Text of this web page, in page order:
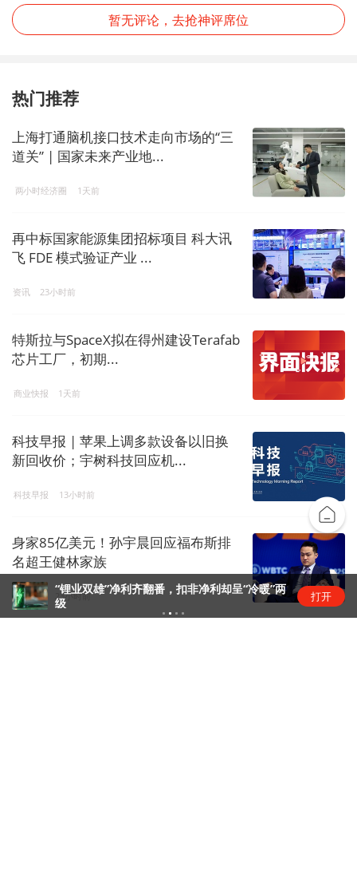
暂无评论，去抢神评席位
热门推荐
上海打通脑机接口技术走向市场的“三
道关” | 国家未来产业地...
两小时经济圈 1天前
再中标国家能源集团招标项目 科大讯
飞 FDE 模式验证产业 ...
资讯 23小时前
特斯拉与SpaceX拟在得州建设Terafab
芯片工厂，初期...
商业快报 1天前
科技早报 | 苹果上调多款设备以旧换
新回收价；宇树科技回应机...
科技早报 13小时前
身家85亿美元！孙宇晨回应福布斯排
名超王健林家族
金融live 23小时前
“锂业双雄”净利齐翻番，扣非净利却呈“冷暖”两
级
打开